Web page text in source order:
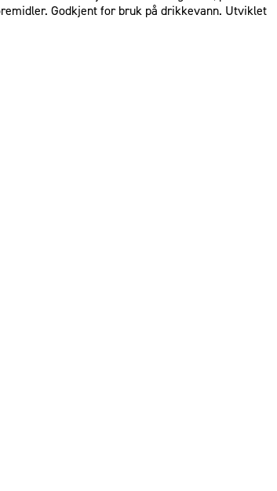
Godkjent for bruk på drikkevann. Utviklet